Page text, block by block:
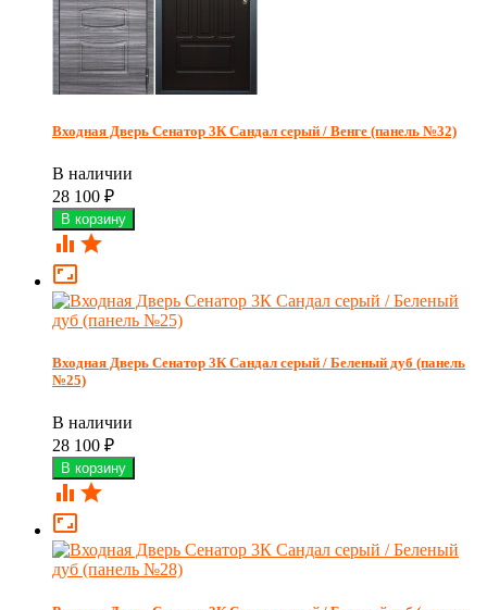
Входная Дверь Сенатор 3К Сандал серый / Венге (панель №32)
В наличии
28 100 ₽
 

Входная Дверь Сенатор 3К Сандал серый / Беленый дуб (панель
№25)
В наличии
28 100 ₽
 
